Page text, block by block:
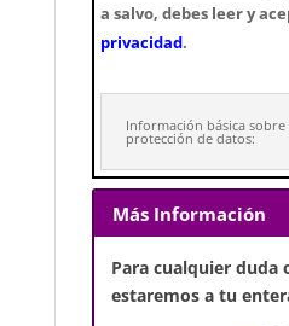
a salvo, debes leer y
privacidad.
Información básica sobre
protección de datos:
Más Información
Para cualquier duda
estaremos a tu